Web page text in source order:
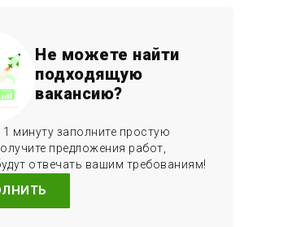
Не можете найти
подходящую
вакансию?
1 минуту заполните простую
предложения работ,
отвечать вашим требованиям!